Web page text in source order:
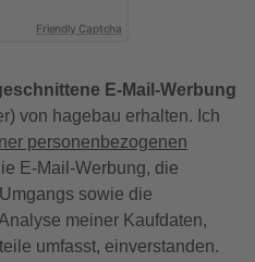
Friendly Captcha
E-Mail-Werbung
von hagebau erhalten. Ich
personenbezogenen
E-Mail-Werbung, die
sowie die
meiner Kaufdaten,
umfasst, einverstanden.